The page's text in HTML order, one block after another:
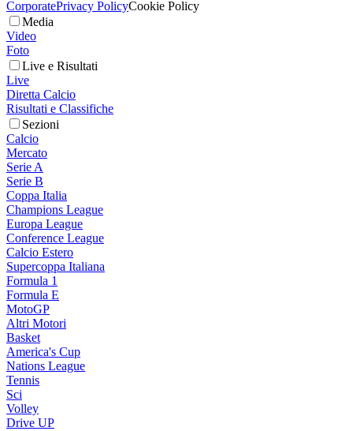
CorporatePrivacy PolicyCookie Policy
Media
Video
Foto
Live e Risultati
Live
Diretta Calcio
Risultati e Classifiche
Sezioni
Calcio
Mercato
Serie A
Serie B
Coppa Italia
Champions League
Europa League
Conference League
Calcio Estero
Supercoppa Italiana
Formula 1
Formula E
MotoGP
Altri Motori
Basket
America's Cup
Nations League
Tennis
Sci
Volley
Drive UP